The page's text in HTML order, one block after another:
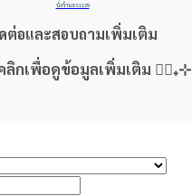
นั่งร้าน BS1129
ต่อและสอบถามเพิ่มเติม
ลิกเพื่อดูข้อมูลเพิ่มเติม 👇🏻₊⊹